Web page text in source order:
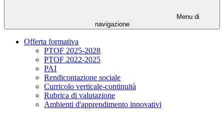
Menu di
navigazione
Offerta formativa
PTOF 2025-2028
PTOF 2022-2025
PAI
Rendicontazione sociale
Curricolo verticale-continuità
Rubrica di valutazione
Ambienti d'apprendimento innovativi